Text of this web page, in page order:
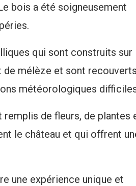
bois a été soigneusement
qui sont construits sur
de mélèze et sont recouverts
météorologiques
de fleurs, de plantes
le château et qui offrent
une expérience unique et